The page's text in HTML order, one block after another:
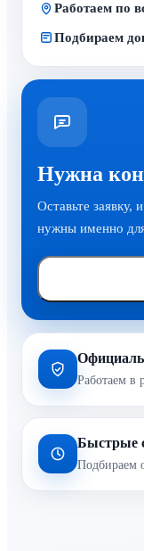
Работаем по
Подбираем
Нужна
Оставьте
нужны именно
Работаем в
Быстрые
Подбираем